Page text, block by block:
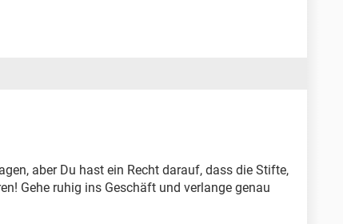
aber Du hast ein Recht darauf, dass die Stifte,
Gehe ruhig ins Geschäft und verlange genau